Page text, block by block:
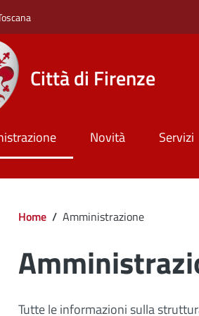
Città di Firenze
Novità Servizi
Briciole di pane
Home / Amministrazione
Tutte le informazioni sulla